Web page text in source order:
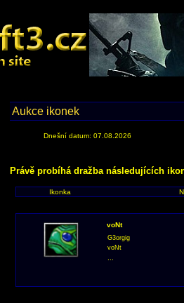
Aukce ikonek
Dnešní datum: 07.08.2026
Právě probíhá dražba následujících
Ikonka
voNt
G3orgig
voNt